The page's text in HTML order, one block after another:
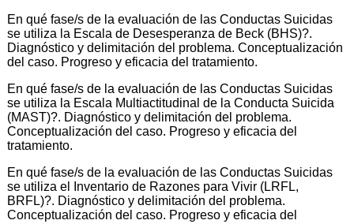
En qué fase/s de la evaluación de las Conductas Suicidas
se utiliza la Escala de Desesperanza de Beck (BHS)?.
Diagnóstico y delimitación del problema. Conceptualización
del caso. Progreso y eficacia del tratamiento.
En qué fase/s de la evaluación de las Conductas Suicidas
se utiliza la Escala Multiactitudinal de la Conducta Suicida
(MAST)?. Diagnóstico y delimitación del problema.
Conceptualización del caso. Progreso y eficacia del
tratamiento.
En qué fase/s de la evaluación de las Conductas Suicidas
se utiliza el Inventario de Razones para Vivir (LRFL,
BRFL)?. Diagnóstico y delimitación del problema.
Conceptualización del caso. Progreso y eficacia del